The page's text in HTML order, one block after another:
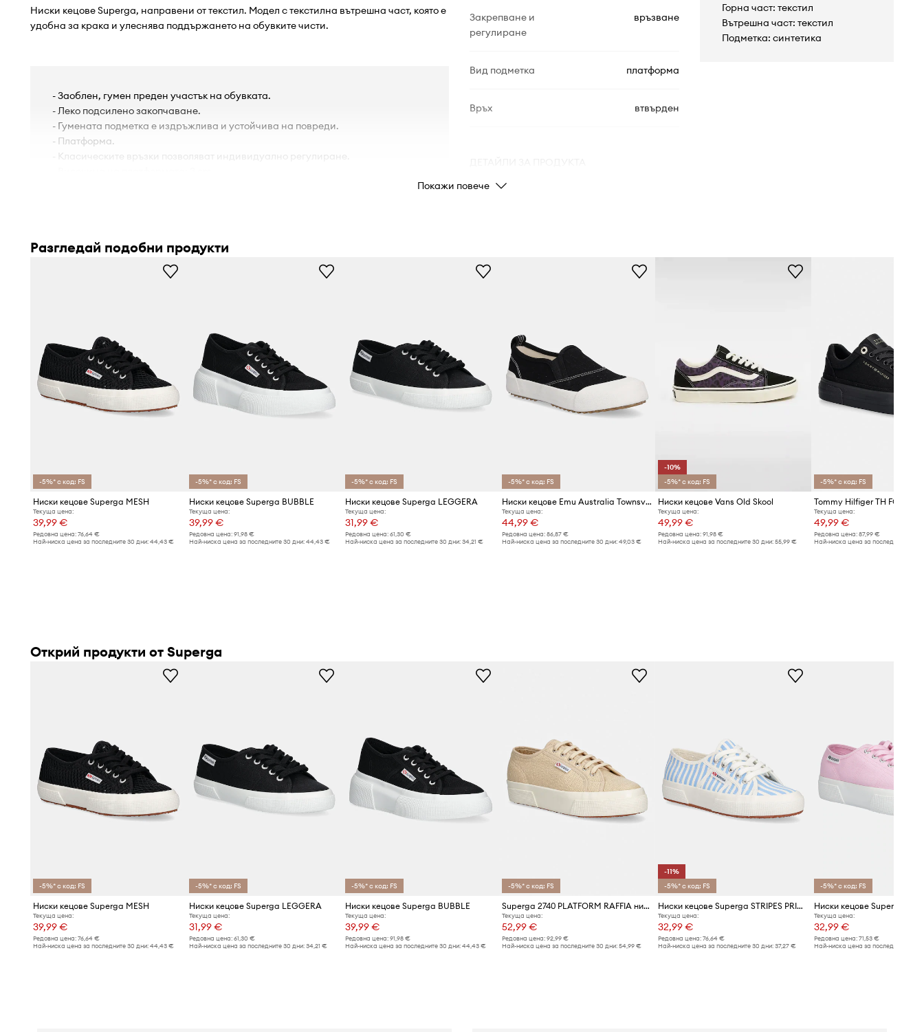
Ниски кецове Superga, направени от текстил. Модел с текстилна вътрешна част, която е
удобна за крака и улеснява поддържането на обувките чисти.
- Заоблен, гумен преден участък на обувката.
- Леко подсилено закопчаване.
- Гумената подметка е издръжлива и устойчива на повреди.
- Платформа.
- Класическите връзки позволяват индивидуално регулиране.
Закрепване и
регулиране
връзване
Вид подметка платформа
Връх втвърден
черен
Производител
Код на продукта
Горна част: текстил
Вътрешна част: текстил
Подметка: синтетика
Покажи повече
Разгледай подобни продукти
-5%* с код: FS
Ниски кецове Superga MESH
Текуща цена:
39,99 €
Редовна цена: 76,64 €
Най-ниска цена за последните 30 дни: 44,43 €
-5%* с код: FS
Ниски кецове Superga BUBBLE
Текуща цена:
39,99 €
Редовна цена:91,98 €
Най-ниска цена за последните 30 дни:44,43 €
-5%* с код: FS
Ниски кецове Superga LEGGERA
Текуща цена:
31,99 €
Редовна цена: 61,30 €
Най-ниска цена за последните 30 дни: 34,21 €
-5%* с код: FS
Ниски кецове Emu Australia Townsville
Текуща цена:
44,99 €
Редовна цена: 86,87 €
Най-ниска цена за последните 30 дни: 49,03 €
-10%
-5%* с код: FS
Ниски кецове Vans Old Skool
Текуща цена:
49,99 €
Редовна цена:91,98 €
Най-ниска цена за последните 30 дни:55,99 €
-5%* с код: FS
Текуща цена:
49,99 €
Редовна цена: 87,99 €
Най-ниска цена за последните 30
Открий продукти от Superga
-5%* с код: FS
Ниски кецове Superga MESH
Текуща цена:
39,99 €
Редовна цена: 76,64 €
Най-ниска цена за последните 30 дни: 44,43 €
-5%* с код: FS
Ниски кецове Superga LEGGERA
Текуща цена:
31,99 €
Редовна цена:61,30 €
Най-ниска цена за последните 30 дни:34,21 €
-5%* с код: FS
Ниски кецове Superga BUBBLE
Текуща цена:
39,99 €
Редовна цена: 91,98 €
Най-ниска цена за последните 30 дни: 44,43 €
-5%* с код: FS
Superga 2740 PLATFORM RAFFIA ниски кецове дамски
Текуща цена:
52,99 €
Редовна цена: 92,99 €
Най-ниска цена за последните 30 дни: 54,99 €
-11%
-5%* с код: FS
Ниски кецове Superga STRIPES PRINT
Текуща цена:
32,99 €
Редовна цена:76,64 €
Най-ниска цена за последните 30 дни:37,27 €
-5%* с код: FS
Текуща цена:
32,99 €
Редовна цена: 71,53 €
Най-ниска цена за последните 30